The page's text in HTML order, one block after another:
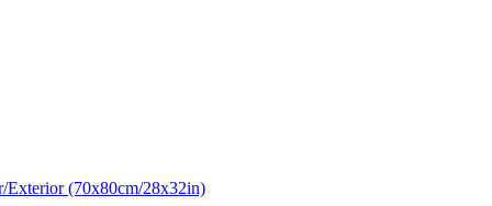
Exterior (70x80cm/28x32in)